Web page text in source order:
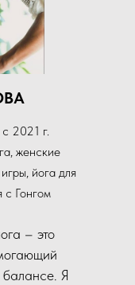
2021 г.
женские
йога для
с Гонгом
– это
балансе. Я